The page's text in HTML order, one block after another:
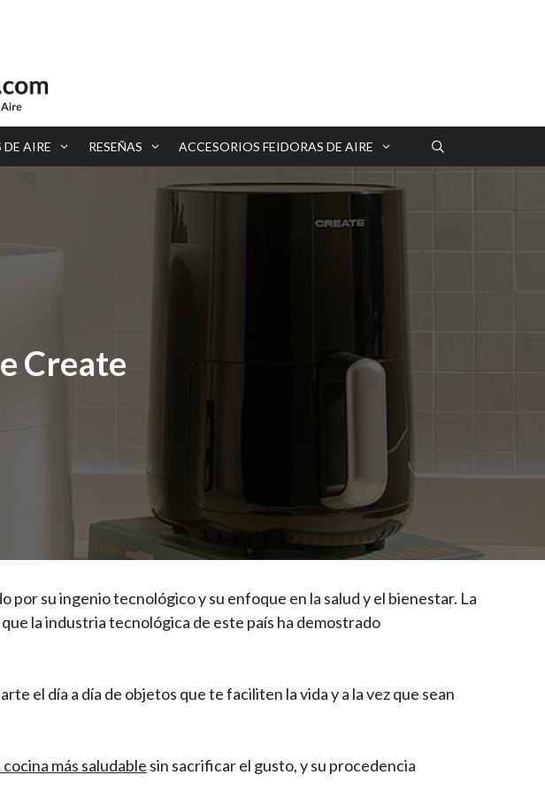
DE AIRE RESEÑAS ACCESORIOS FEIDORAS DE AIRE
Create
por su ingenio tecnológico y su enfoque en la salud y el bienestar. La
la industria tecnológica de este país ha demostrado
el día a día de objetos que te faciliten la vida y a la vez que sean
cocina más saludable sin sacrificar el gusto, y su procedencia